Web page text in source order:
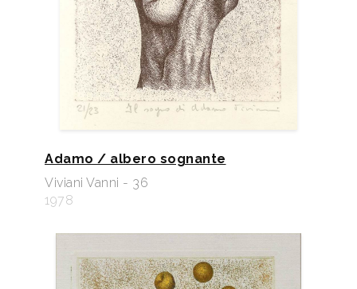
Adamo / albero sognante
Viviani Vanni - 36
1978